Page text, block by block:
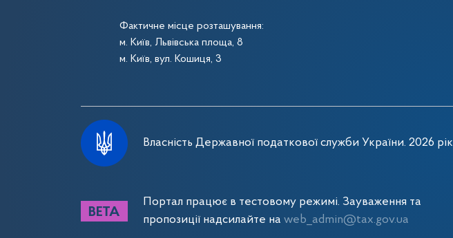
Фактичне місце розташування:
м. Київ, Львівська площа, 8
м. Київ, вул. Кошиця, 3
Власність Державної податкової служби України. 2026 рік
Портал працює в тестовому режимі. Зауваження та
пропозиції надсилайте на web_admin@tax.gov.ua